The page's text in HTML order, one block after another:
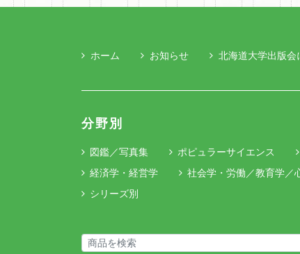
ホーム お知らせ 北海道大学出版会
分野別
図鑑／写真集 ポピュラーサイエンス
経済学・経営学
社会学・労働／教育学／
シリーズ別